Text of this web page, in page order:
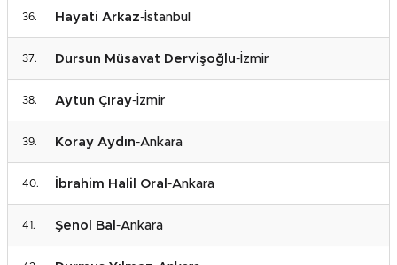
Hayati Arkaz-İstanbul
Dursun Müsavat Dervişoğlu-İzmir
Aytun Çıray-İzmir
Koray Aydın-Ankara
İbrahim Halil Oral -Ankara
Şenol Bal -Ankara